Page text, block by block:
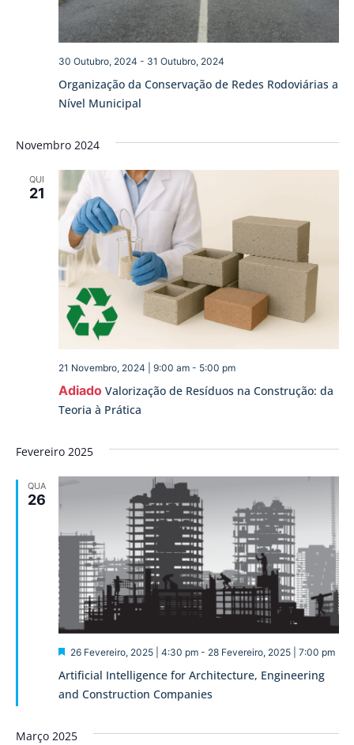
Organização da Conservação de Redes Rodoviárias a
Nível Municipal
30 Outubro, 2024 - 31 Outubro, 2024
Novembro 2024
QUI
21
Adiado Valorização de Resíduos na Construção: da
Teoria à Prática
21 Novembro, 2024 | 9:00 am- 5:00 pm
Fevereiro 2025
QUA
26
Artificial Intelligence for Architecture, Engineering
and Construction Companies
Destaque
26 Fevereiro, 2025 | 4:30 pm- 28 Fevereiro, 2025 | 7:00 pm
Março 2025